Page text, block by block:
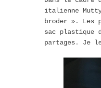
italienne
broder ». Les
sac plastique
partages. Je